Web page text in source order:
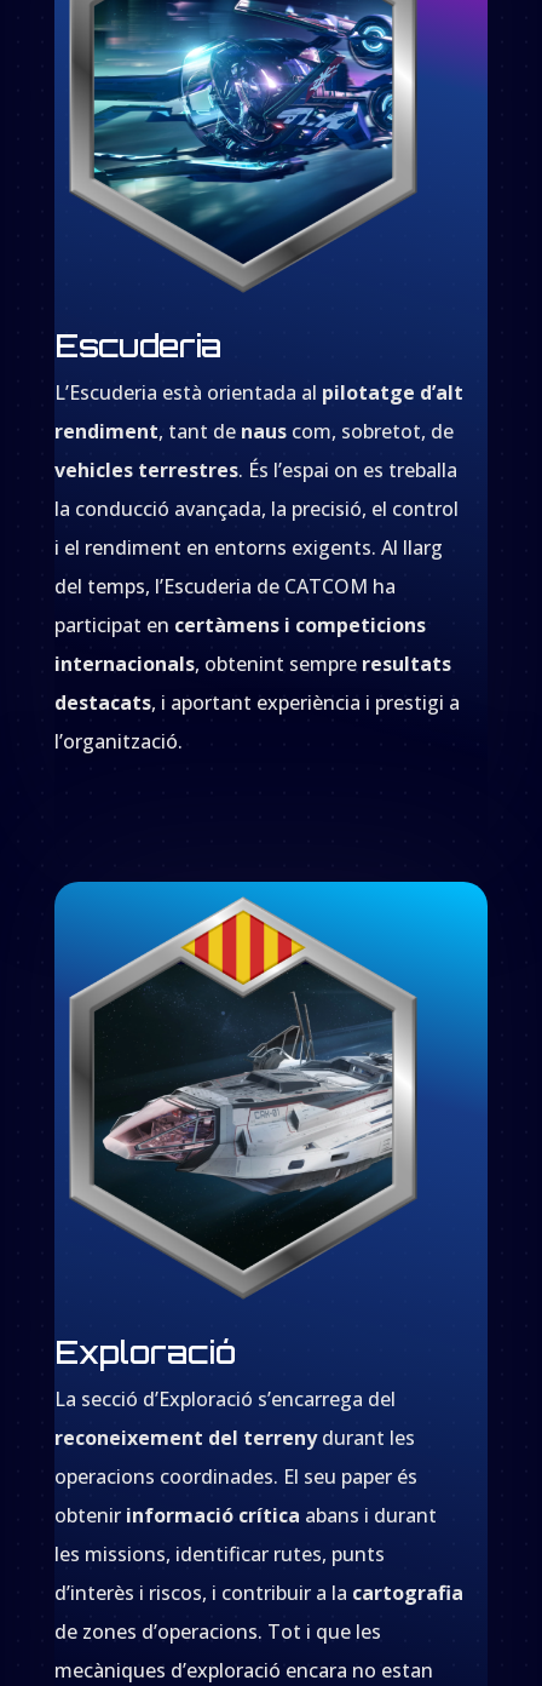
Escuderia
L’Escuderia està orientada al pilotatge d’alt
rendiment, tant de nauscom, sobretot, de
vehicles terrestres. És l’espai on es treballa
la conducció avançada, la precisió, el control
i el rendiment en entorns exigents. Al llarg
del temps, l’Escuderia de CATCOM ha
participat en certàmens i competicions
internacionals, obtenint sempre resultats
destacats, i aportant experiència i prestigi a
l’organització.
Exploració
La secció d’Exploració s’encarrega del
reconeixement del terrenydurant les
operacions coordinades. El seu paper és
obtenir informació crítica abans i durant
les missions, identificar rutes, punts
d’interès i riscos, i contribuir a la cartografia
de zones d’operacions. Tot i que les
mecàniques d’exploració encara no estan